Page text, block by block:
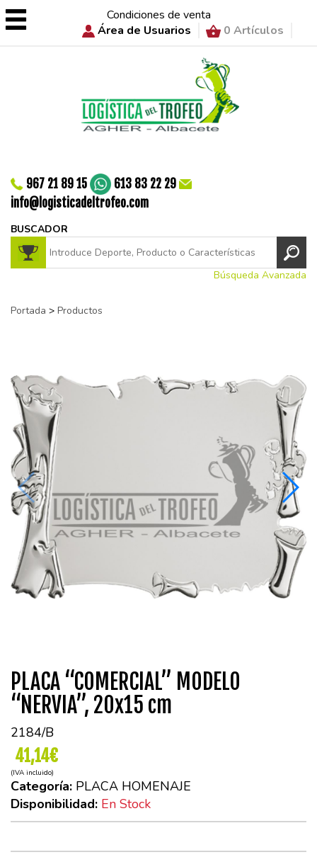
Condiciones de venta
Área de Usuarios
0 Artículos
967 21 89 15
613 83 22 29
info@logisticadeltrofeo.com
BUSCADOR
Búsqueda Avanzada
Portada > Productos
PLACA “COMERCIAL” MODELO
“NERVIA”, 20x15 cm
2184/B
41,14€
(IVA incluido)
Categoría: PLACA HOMENAJE
Disponibilidad: En Stock